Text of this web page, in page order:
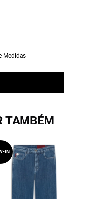
Medidas
TAMBÉM
IN